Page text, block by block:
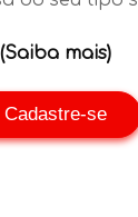
(Saiba mais)
Cadastre-se